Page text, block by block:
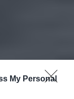
My Personal